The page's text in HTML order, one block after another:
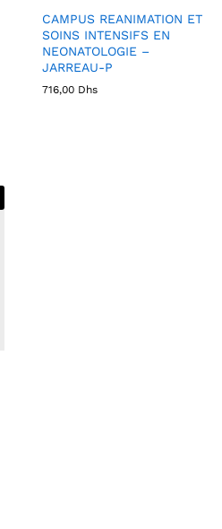
CAMPUS REANIMATION ET
SOINS INTENSIFS EN
NEONATOLOGIE –
JARREAU-P
716,00 Dhs